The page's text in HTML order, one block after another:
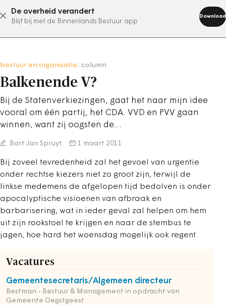
De overheid verandert
Blijf bij met de Binnenlands Bestuur app
Download
abonneer nu
bestuur en organisatie column
Balkenende V?
Bij de Statenverkiezingen, gaat het naar mijn idee
vooral om één partij, het CDA. VVD en PVV gaan
winnen, want zij oogsten de…
Bart Jan Spruyt 1 maart 2011
Bij zoveel tevredenheid zal het gevoel van urgentie
onder rechtse kiezers niet zo groot zijn, terwijl de
linkse medemens de afgelopen tijd bedolven is onder
apocalyptische visioenen van afbraak en
barbarisering, wat in ieder geval zal helpen om hem
uit zijn rookstoel te krijgen en naar de stembus te
jagen, hoe hard het woensdag mogelijk ook regent.
Vacatures
Gemeentesecretaris/Algemeen directeur
Bestman - Bestuur & Management in opdracht van
Gemeente Oegstgeest